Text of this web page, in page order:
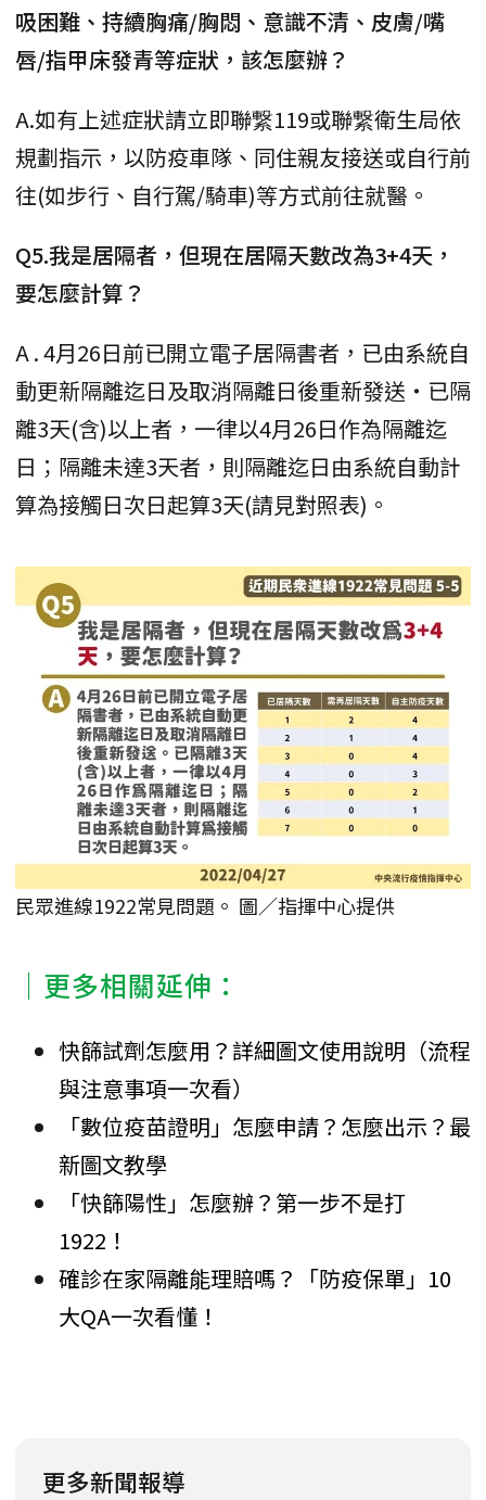
吸困難、持續胸痛/胸悶、意識不清、皮膚/嘴
唇/指甲床發青等症狀，該怎麼辦？
A.如有上述症狀請立即聯繋119或聯繋衛生局依
規劃指示，以防疫車隊、同住親友接送或自行前
往(如步行、自行駕/騎車)等方式前往就醫。
Q5.我是居隔者，但現在居隔天數改為3+4天，
要怎麼計算？
A . 4月26日前已開立電子居隔書者，已由系統自
動更新隔離迄日及取消隔離日後重新發送・已隔
離3天(含)以上者，一律以4月26日作為隔離迄
日；隔離未達3天者，則隔離迄日由系統自動計
算為接觸日次日起算3天(請見對照表)。
民眾進線1922常見問題。 圖／指揮中心提供
｜更多相關延伸：
快篩試劑怎麼用？詳細圖文使用說明（流程
與注意事項一次看）
「數位疫苗證明」怎麼申請？怎麼出示？最
新圖文教學
「快篩陽性」怎麼辦？第一步不是打
1922！
確診在家隔離能理賠嗎？「防疫保單」10
大QA一次看懂！
更多新聞報導